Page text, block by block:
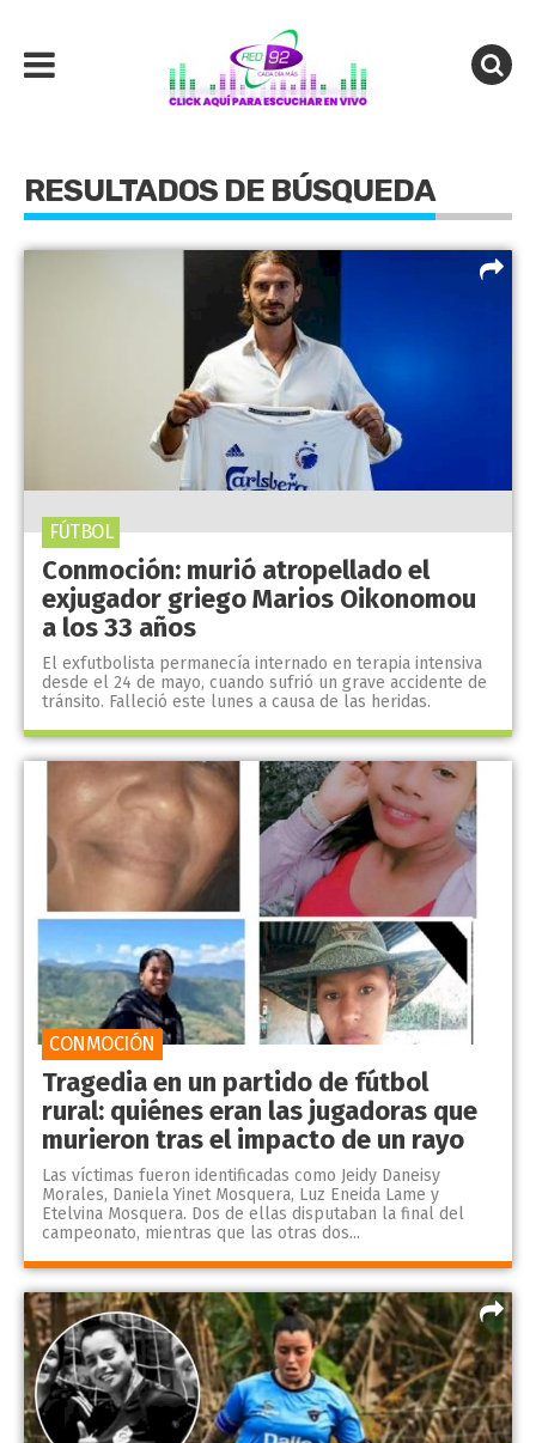
RESULTADOS DE BÚSQUEDA
Conmoción: murió atropellado el
exjugador griego Marios Oikonomou
a los 33 años
El exfutbolista permanecía internado en terapia intensiva
desde el 24 de mayo, cuando sufrió un grave accidente de
tránsito. Falleció este lunes a causa de las heridas.
FÚTBOL
Tragedia en un partido de fútbol
rural: quiénes eran las jugadoras que
murieron tras el impacto de un rayo
Las víctimas fueron identificadas como Jeidy Daneisy
Morales, Daniela Yinet Mosquera, Luz Eneida Lame y
Etelvina Mosquera. Dos de ellas disputaban la final del
campeonato, mientras que las otras dos...
CONMOCIÓN